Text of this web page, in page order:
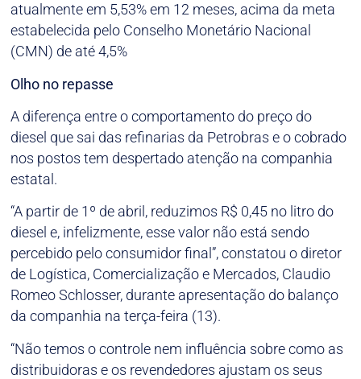
atualmente em 5,53% em 12 meses, acima da meta
estabelecida pelo Conselho Monetário Nacional
(CMN) de até 4,5%
Olho no repasse
A diferença entre o comportamento do preço do
diesel que sai das refinarias da Petrobras e o cobrado
nos postos tem despertado atenção na companhia
estatal.
“A partir de 1º de abril, reduzimos R$ 0,45 no litro do
diesel e, infelizmente, esse valor não está sendo
percebido pelo consumidor final”, constatou o diretor
de Logística, Comercialização e Mercados, Claudio
Romeo Schlosser, durante apresentação do balanço
da companhia na terça-feira (13).
“Não temos o controle nem influência sobre como as
distribuidoras e os revendedores ajustam os seus